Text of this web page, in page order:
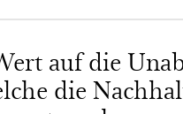
auf die
die